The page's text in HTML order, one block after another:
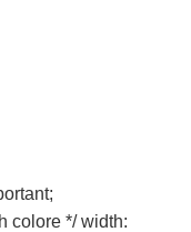
colore */ width: